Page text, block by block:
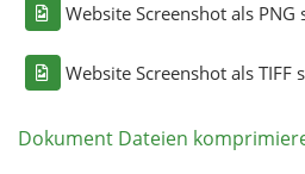
Website Screenshot als PNG
Website Screenshot als TIFF
Dokument Dateien